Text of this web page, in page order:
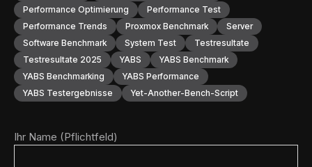
Performance Optimierung
Performance Test
Performance Trends
Proxmox Benchmark
Server
Software Benchmark
System Test
Testresultate
Testresultate 2025
YABS
YABS Benchmark
YABS Benchmarking
YABS Performance
YABS Testergebnisse
Yet-Another-Bench-Script
Ihr Name (Pflichtfeld)